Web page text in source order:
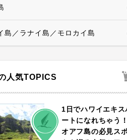
島／ラナイ島／モロカイ島
人気TOPICS
PLAY
1日でハワイエキス
ートになれちゃう
オアフ島の必見ス